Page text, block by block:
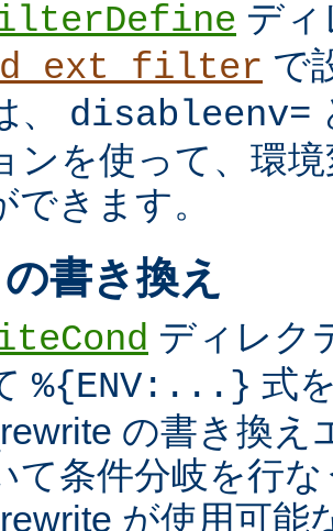
デ
で
、 disableenv=
ンを使って、環
できます。
書き換え
ディレク
%{ENV:...} 式
の書き換え
て条件分岐を行
が使用可能